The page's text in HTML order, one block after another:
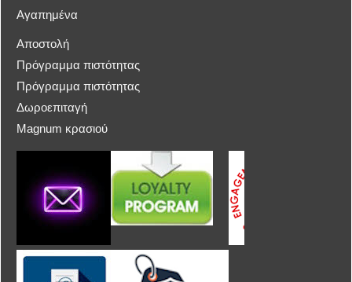
Αγαπημένα
Αποστολή
Πρόγραμμα πιστότητας
Πρόγραμμα πιστότητας
Δωροεπιταγή
Magnum κρασιού